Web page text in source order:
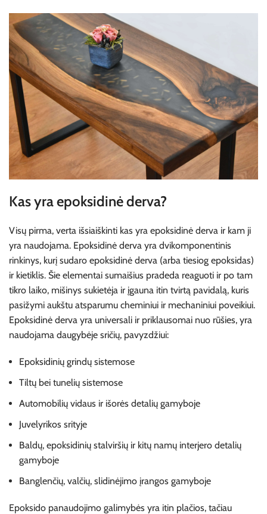
Kas yra epoksidinė derva?
Visų pirma, verta išsiaiškinti kas yra epoksidinė derva ir kam ji
yra naudojama. Epoksidinė derva yra dvikomponentinis
rinkinys, kurį sudaro epoksidinė derva (arba tiesiog epoksidas)
ir kietiklis. Šie elementai sumaišius pradeda reaguoti ir po tam
tikro laiko, mišinys sukietėja ir įgauna itin tvirtą pavidalą, kuris
pasižymi aukštu atsparumu cheminiui ir mechaniniui poveikiui.
Epoksidinė derva yra universali ir priklausomai nuo rūšies, yra
naudojama daugybėje sričių, pavyzdžiui:
Epoksidinių grindų sistemose
Tiltų bei tunelių sistemose
Automobilių vidaus ir išorės detalių gamyboje
Juvelyrikos srityje
Baldų, epoksidinių stalviršių ir kitų namų interjero detalių
gamyboje
Banglenčių, valčių, slidinėjimo įrangos gamyboje
Epoksido panaudojimo galimybės yra itin plačios, tačiau